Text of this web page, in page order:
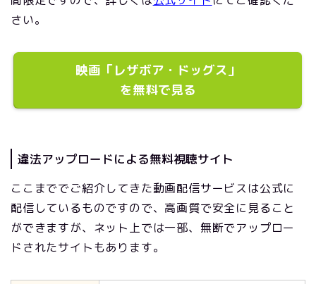
さい。
映画「レザボア・ドッグス」
を無料で見る
違法アップロードによる無料視聴サイト
ここまででご紹介してきた動画配信サービスは公式に
配信しているものですので、高画質で安全に見ること
ができますが、ネット上では一部、無断でアップロー
ドされたサイトもあります。